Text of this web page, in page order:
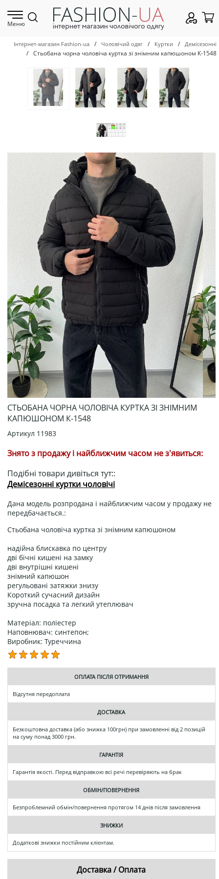
Меню
Інтернет-магазин Fashion-ua / Чоловічий одяг / Куртки / Демісезонні
/ Стьобана чорна чоловіча куртка зі знімним капюшоном К-1548
СТЬОБАНА ЧОРНА ЧОЛОВІЧА КУРТКА ЗІ ЗНІМНИМ
КАПЮШОНОМ К-1548
Артикул 11983
Знято з продажу і найближчим часом не з'явиться:
Подібні товари дивіться тут::
Демісезонні куртки чоловічі
Дана модель розпродана і найближчим часом у продажу не
передбачається.:
Стьобана чоловіча куртка зі знімним капюшоном
надійна блискавка по центру
дві бічні кишені на замку
дві внутрішні кишені
знімний капюшон
регульовані затяжки знизу
Короткий сучасний дизайн
зручна посадка та легкий утеплювач
Матеріал: поліестер
Наповнювач: синтепон;
Виробник: Туреччина
ОПЛАТА ПІСЛЯ ОТРИМАННЯ
Відсутня передоплата
ДОСТАВКА
Безкоштовна доставка (або знижка 100грн) при замовленні від 2 позицій
на суму понад 3000 грн.
ГАРАНТІЯ
Гарантія якості. Перед відправкою всі речі перевіряють на брак
ОБМІН/ПОВЕРНЕННЯ
Безпроблемний обмін/повернення протягом 14 днів після замовлення
ЗНИЖКИ
Додаткові знижки постійним клієнтам.
Доставка / Оплата